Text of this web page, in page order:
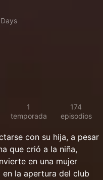
1
temporada
174
episodios
con su hija, a pesar
que crió a la niña,
en una mujer
la apertura del club